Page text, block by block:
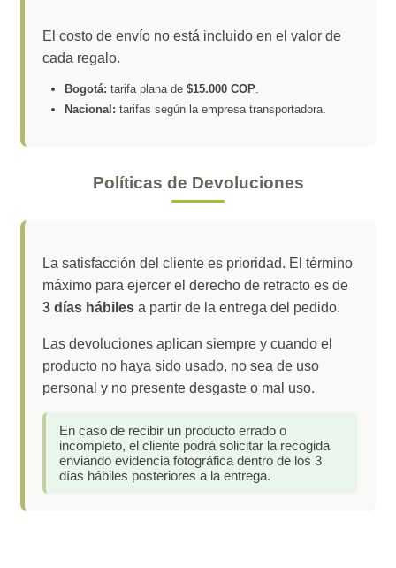
El costo de envío no está incluido en el valor de
cada regalo.
Bogotá: tarifa plana de $15.000 COP
Nacional: tarifas según la empresa transportadora.
Políticas de Devoluciones
La satisfacción del cliente es prioridad. El término
máximo para ejercer el derecho de retracto es de
3 días hábiles a partir de la entrega del pedido.
Las devoluciones aplican siempre y cuando el
producto no haya sido usado, no sea de uso
personal y no presente desgaste o mal uso.
En caso de recibir un producto errado o
incompleto, el cliente podrá solicitar la recogida
enviando evidencia fotográfica dentro de los 3
días hábiles posteriores a la entrega.